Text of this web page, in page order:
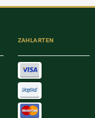
ZAHLARTEN